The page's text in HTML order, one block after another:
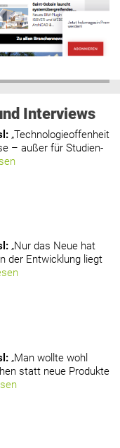
Interviews
: „Technologieoffenheit
– außer für Studien-
: „Nur das Neue hat
der Entwicklung liegt
: „Man wollte wohl
statt neue Produkte